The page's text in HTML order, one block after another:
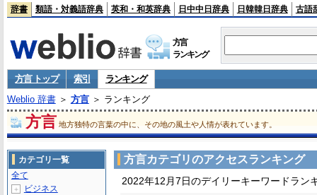
辞書 類語・対義語辞典 英和・和英辞典 日中中日辞典 日韓韓日辞典 古語
方言
ランキング
方言 トップ 索引
ランキング
Weblio 辞書＞ 方言＞ ランキング
方言 地方独特の言葉の中に、その地の風土や人情が表れています。
方言カテゴリのアクセスランキング
2022年12月7日のデイリーキーワードラン
カテゴリ一覧
全て
＋ ビジネス